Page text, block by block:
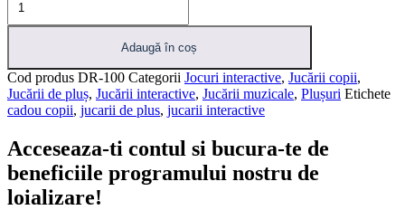
Adaugă în coș
Cod produs DR-100 Categorii Jocuri interactive, Jucării copii,
Jucării de pluș, Jucării interactive, Jucării muzicale, Plușuri Etichete
cadou copii, jucarii de plus, jucarii interactive
Acceseaza-ti contul si bucura-te de
beneficiile programului nostru de
loializare!